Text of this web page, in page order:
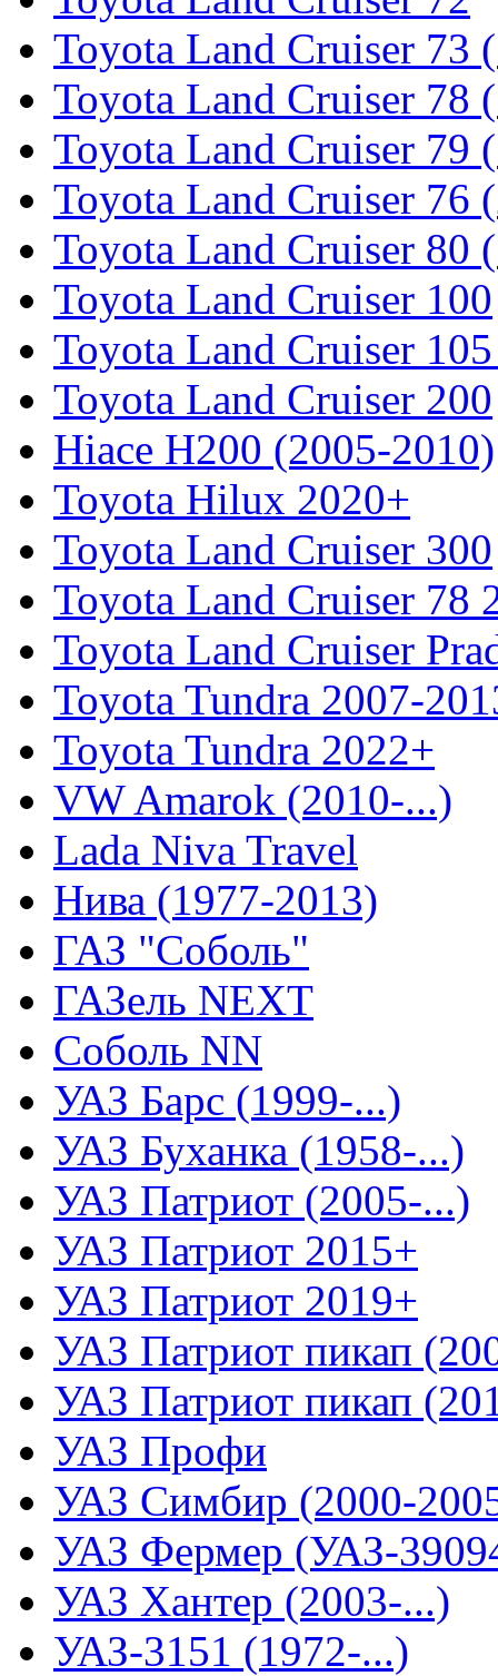
Toyota Land Cruiser 73
Toyota Land Cruiser 78
Toyota Land Cruiser 79
Toyota Land Cruiser 76
Toyota Land Cruiser 80
Toyota Land Cruiser 100
Toyota Land Cruiser
Toyota Land Cruiser 200
Hiace H200 (2005-2010)
Toyota Hilux 2020+
Toyota Land Cruiser 300
Toyota Land Cruiser 78
Toyota Land Cruiser
Toyota Tundra 2007-
Toyota Tundra 2022+
VW Amarok (2010-...)
Lada Niva Travel
Нива (1977-2013)
ГАЗ "Соболь"
ГАЗель NEXT
Соболь NN
УАЗ Барс (1999-...)
УАЗ Буханка (1958-...)
УАЗ Патриот (2005-...)
УАЗ Патриот 2015+
УАЗ Патриот 2019+
УАЗ Патриот пикап
УАЗ Патриот пикап
УАЗ Профи
УАЗ Симбир (2000-
УАЗ Фермер (УАЗ-
УАЗ Хантер (2003-...)
УАЗ-3151 (1972-...)